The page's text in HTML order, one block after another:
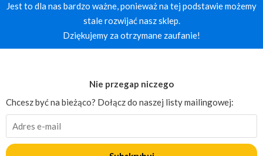
Jest to dla nas bardzo ważne, ponieważ na tej podstawie możemy
stale rozwijać nasz sklep.
Dziękujemy za otrzymane zaufanie!
Nie przegap niczego
Chcesz być na bieżąco? Dołącz do naszej listy mailingowej: